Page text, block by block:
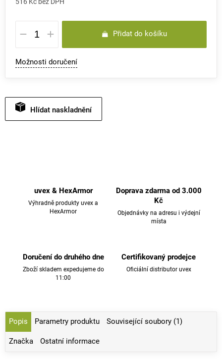
Měrná
cena:
Přidat do košíku
Možnosti doručení
Hlídat
uvex & HexArmor
Výhradně produkty uvex a
HexArmor
Doprava zdarma od 3.000
Kč
Objednávky na adresu i výdejní
místa
Doručení do druhého dne
Zboží skladem expedujeme do
11:00
Certifikovaný prodejce
Oficiální distributor uvex
Popis Parametry produktu Související soubory (1)
Značka Ostatní informace